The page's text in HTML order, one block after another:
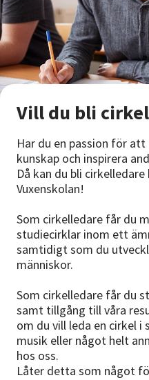
Vill du bli
Har du en passion för
kunskap och inspirera
Då kan du bli
Vuxenskolan!
Som cirkelledare får du
studiecirklar inom ett
samtidigt som du
människor.
Som cirkelledare får du
samt tillgång till våra
om du vill leda en cirkel i
musik eller något helt
hos oss.
Låter detta som något